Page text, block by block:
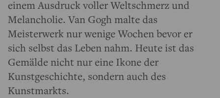
einem Ausdruck voller Weltschmerz und
Melancholie. Van Gogh malte das
Meisterwerk nur wenige Wochen bevor er
sich selbst das Leben nahm. Heute ist das
Gemälde nicht nur eine Ikone der
Kunstgeschichte, sondern auch des
Kunstmarkts.